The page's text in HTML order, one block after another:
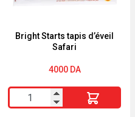
Bright Starts tapis d’éveil
Safari
4000 DA
quantité
de